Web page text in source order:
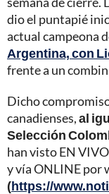
dio el puntapié
actual campeona
Argentina, con
frente a un
Dicho
canadienses,al
Selección
han visto EN
y vía ONLINE por
(https://